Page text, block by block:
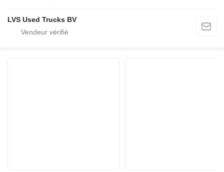
LVS Used Trucks BV